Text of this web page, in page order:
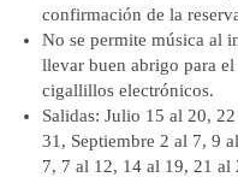
confirmación de la
No se permite música al
llevar buen abrigo para
cigallillos electrónicos.
Salidas: Julio 15 al 20,
31, Septiembre 2 al 7, 9
7, 7 al 12, 14 al 19, 21 al